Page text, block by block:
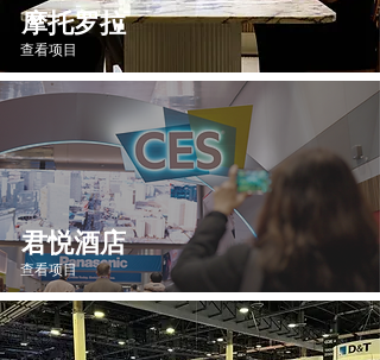
摩托罗拉
查看项目
君悦酒店
查看项目